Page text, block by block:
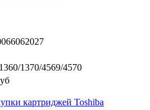
1370/4569/4570
картриджей Toshiba